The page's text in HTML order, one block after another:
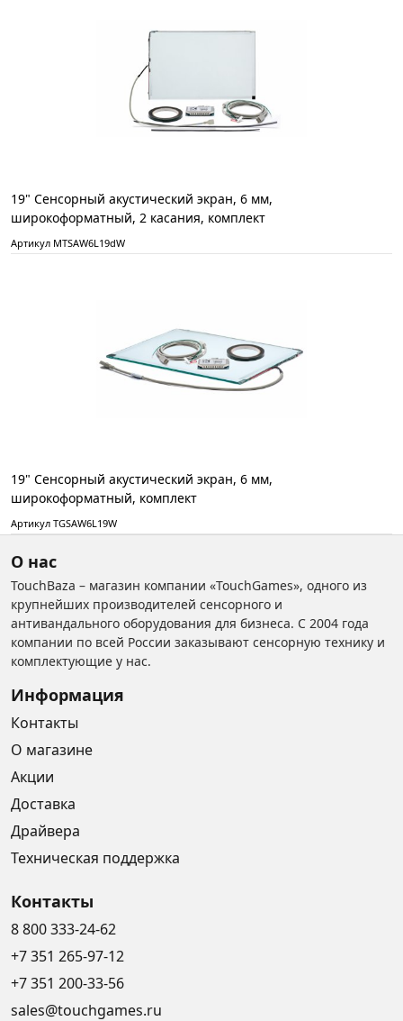
19" Сенсорный акустический экран, 6 мм,
широкоформатный, 2 касания, комплект
Артикул MTSAW6L19dW
19" Сенсорный акустический экран, 6 мм,
широкоформатный, комплект
Артикул TGSAW6L19W
О нас
TouchBaza – магазин компании «TouchGames», одного из
крупнейших производителей сенсорного и
антивандального оборудования для бизнеса. С 2004 года
компании по всей России заказывают сенсорную технику и
комплектующие у нас.
Информация
Контакты
О магазине
Акции
Доставка
Драйвера
Техническая поддержка
Контакты
8 800 333-24-62
+7 351 265-97-12
+7 351 200-33-56
sales@touchgames.ru